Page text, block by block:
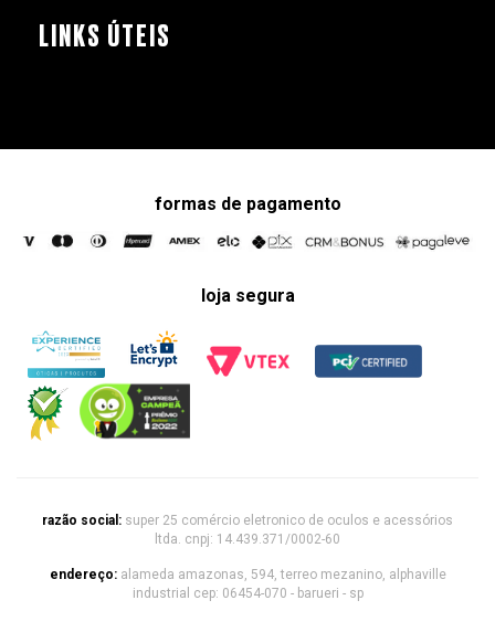
LINKS ÚTEIS
formas de pagamento
loja segura
razão social: super 25 comércio eletronico de oculos e acessórios
ltda. cnpj: 14.439.371/0002-60
endereço: alameda amazonas, 594, terreo mezanino, alphaville
industrial cep: 06454-070 - barueri - sp